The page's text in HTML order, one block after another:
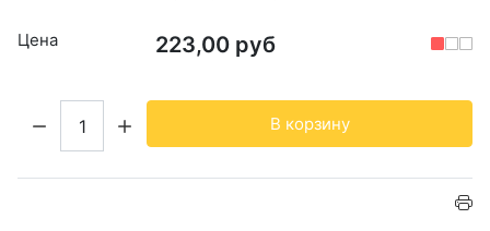
Цена 223,00 руб
В корзину